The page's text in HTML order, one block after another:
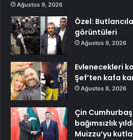
Ağustos 9, 2026
Özel:
görüntüleri
Ağustos 9, 2026
Evlenecekleri
Şef’ten kafa
Ağustos 8, 2026
Çin
bağımsızlık
Muizzu’yu